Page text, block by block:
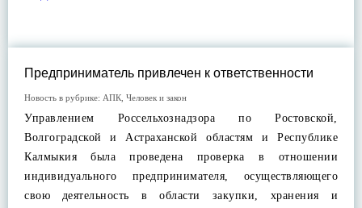
Предприниматель привлечен к ответственности
Новость в рубрике: АПК Человек и закон
Управлением Россельхознадзора по Ростовской,
Волгоградской и Астраханской областям и Республике
Калмыкия была проведена проверка в отношении
индивидуального предпринимателя, осуществляющего
свою деятельность в области закупки, хранения и